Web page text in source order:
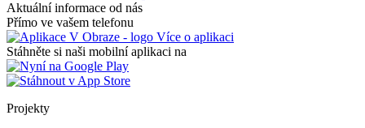
Aktuální informace od nás
Přímo ve vašem telefonu
Více o aplikaci
Stáhněte si naši mobilní aplikaci na
Projekty